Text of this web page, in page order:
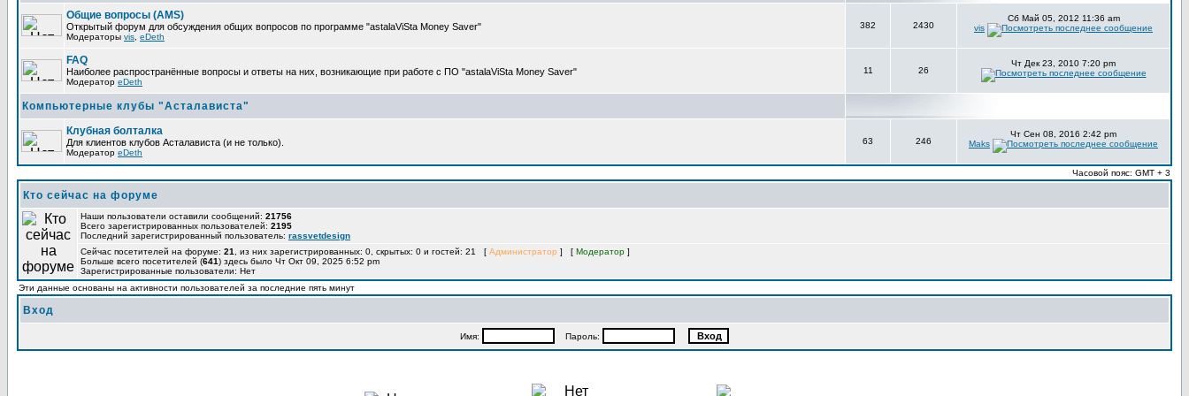
Общие вопросы (AMS)
Открытый форум для обсуждения общих вопросов по программе "astalaViSta Money Saver"
Модераторы vis eDeth
382 2430
Сб Май 05, 2012 11:36 am
vis
FAQ
Наиболее распространённые вопросы и ответы на них, возникающие при работе с ПО "astalaViSta Money Saver"
Модератор eDeth
11 26
Чт Дек 23, 2010 7:20 pm
Компьютерные клубы "Асталависта"
Клубная болталка
Для клиентов клубов Асталависта (и не только).
Модератор eDeth
63 246
Чт Сен 08, 2016 2:42 pm
Maks
Часовой пояс: GMT + 3
Кто сейчас на форуме
Наши пользователи оставили сообщений: 21756
Всего зарегистрированных пользователей: 2195
Последний зарегистрированный пользователь: rassvetdesign
Сейчас посетителей на форуме: 21 , из них зарегистрированных: 0, скрытых: 0 и гостей: 21 [ Администратор ] [ Модератор ]
Больше всего посетителей (641) здесь было Чт Окт 09, 2025 6:52 pm
Зарегистрированные пользователи: Нет
Эти данные основаны на активности пользователей за последние пять минут
Вход
Имя: Пароль: